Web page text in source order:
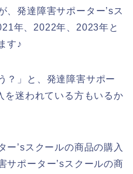
、発達障害サポーター’sス
年、2022年、2023年と
す♪
？」と、発達障害サポー
を迷われている方もいるか
ー’sスクールの商品の購入
サポーター’sスクールの商